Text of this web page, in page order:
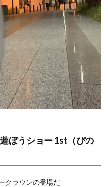
ぼうショー 1st（ぴの
クラウンの登場だ